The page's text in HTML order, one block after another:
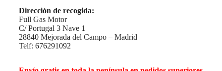
Dirección de recogida:
Full Gas Motor
C/ Portugal 3 Nave 1
28840 Mejorada del Campo – Madrid
Telf: 676291092